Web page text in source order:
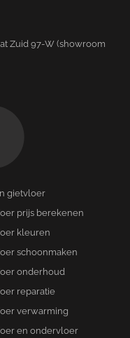
Zuid 97-W (showroom
gietvloer
prijs berekenen
kleuren
schoonmaken
onderhoud
reparatie
verwarming
en ondervloer